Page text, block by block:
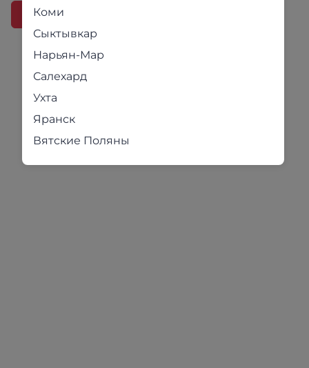
В корзину
Коми
Сыктывкар
Нарьян-Мар
Салехард
Ухта
Яранск
Вятские Поляны